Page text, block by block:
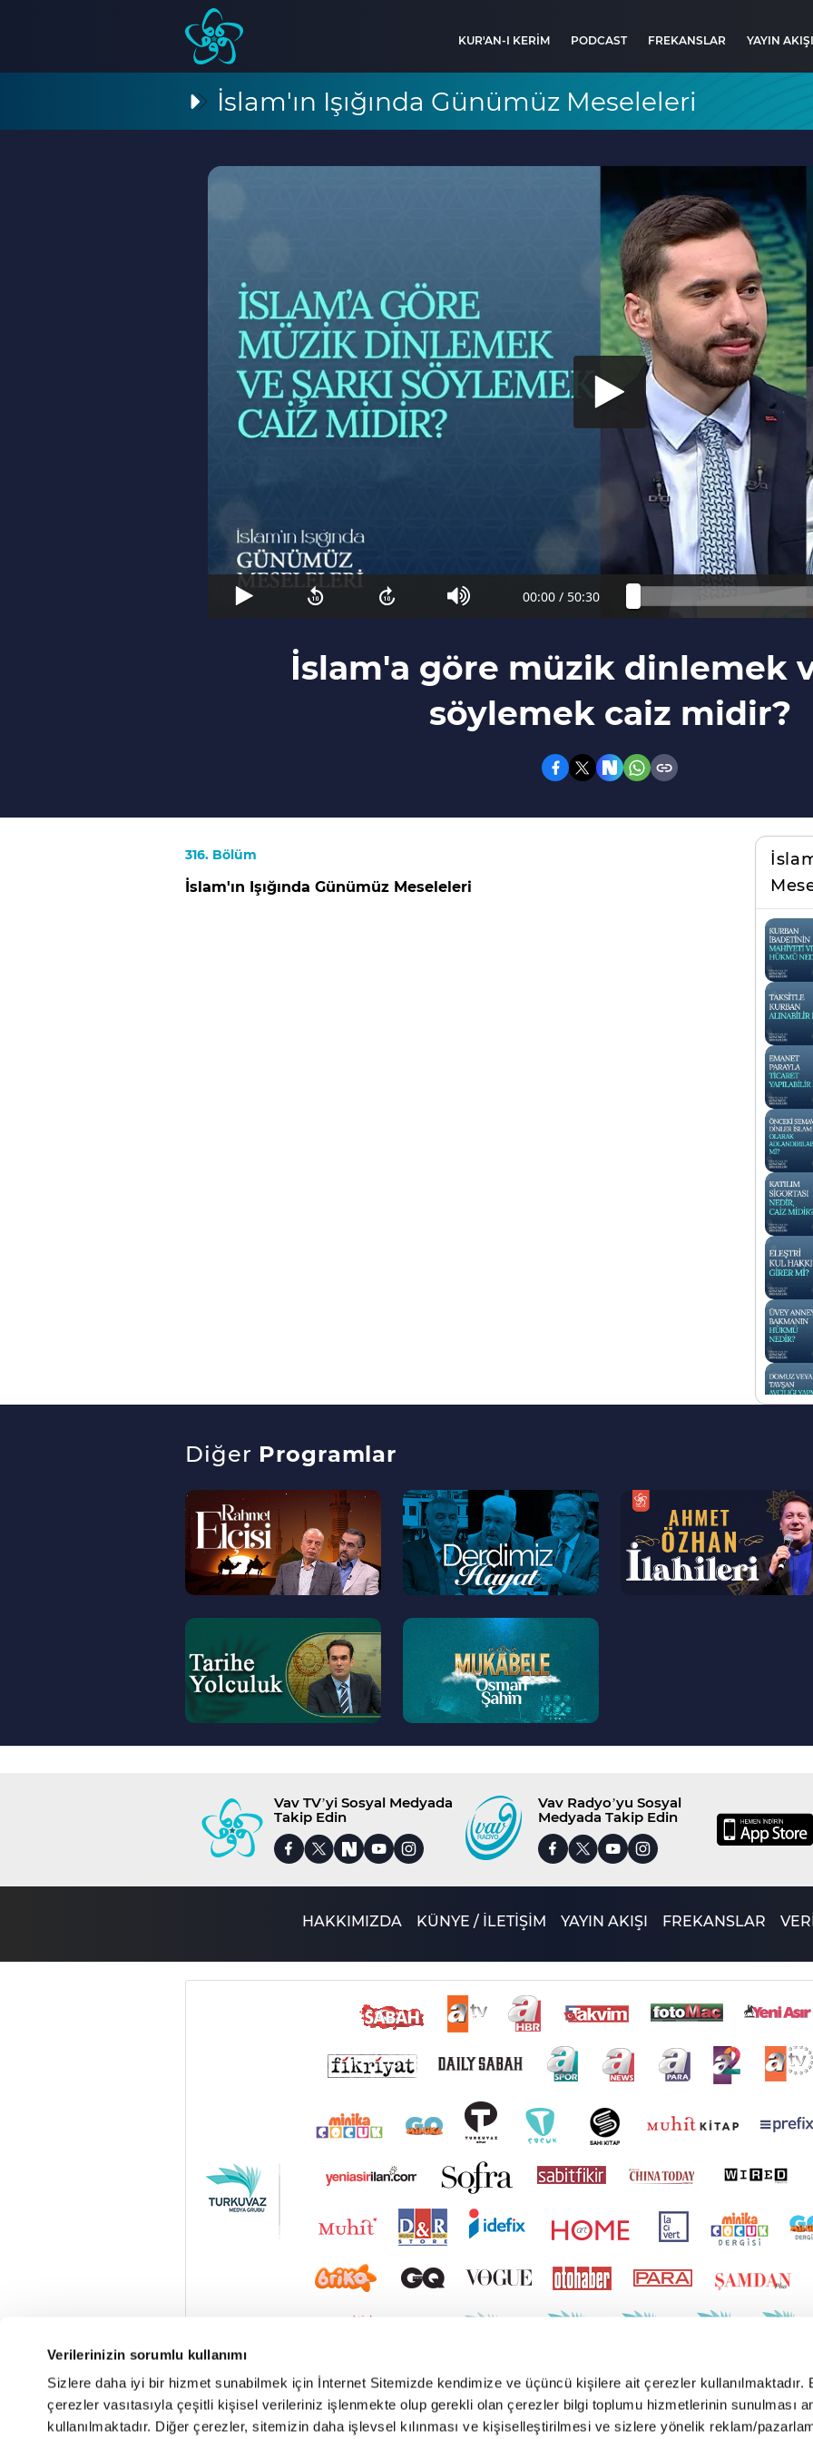
Verilerinizin sorumlu kullanımı
Sizlere daha iyi bir hizmet sunabilmek için İnternet Sitemizde kendimize ve üçüncü kişilere ait çerezler kullanılmaktadır.
çerezler vasıtasıyla çeşitli kişisel verileriniz işlenmekte olup gerekli olan çerezler bilgi toplumu hizmetlerinin sunulması
kullanılmaktadır. Diğer çerezler, sitemizin daha işlevsel kılınması ve kişiselleştirilmesi ve sizlere yönelik reklam/
KUR'AN-I KERİM PODCAST FREKANSLAR YAYIN AKIŞI
İslam'ın Işığında Günümüz Meseleleri
00:00 / 50:30
İslam'a göre müzik dinlemek
söylemek caiz midir?
316. Bölüm
İslam'ın Işığında Günümüz Meseleleri
Diğer Programlar
--
>
--
>
--
>
--
>
--
Vav TV’yi Sosyal Medyada
Takip Edin
Vav Radyo’yu Sosyal
Medyada Takip Edin
HAKKIMIZDA KÜNYE / İLETİŞİM YAYIN AKIŞI FREKANSLAR